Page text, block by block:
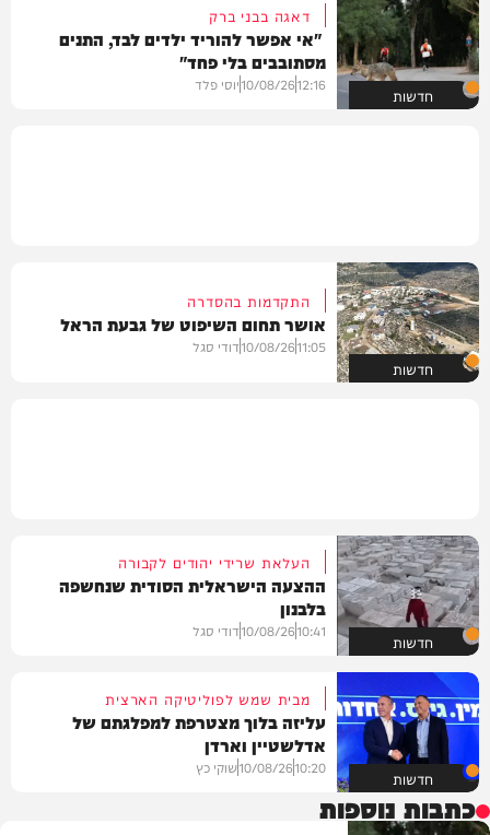
חדשות
דאגה בבני ברק
"אי אפשר להוריד ילדים לבד, התנים
מסתובבים בלי פחד"
12:16
10/08/26יוסי פלד
חדשות
התקדמות בהסדרה
אושר תחום השיפוט של גבעת הראל
11:05
10/08/26דודי סגל
חדשות
העלאת שרידי יהודים לקבורה
ההצעה הישראלית הסודית שנחשפה
בלבנון
10:41
10/08/26דודי סגל
חדשות
מבית שמש לפוליטיקה הארצית
עליזה בלוך מצטרפת למפלגתם של
אדלשטיין וארדן
10:20
10/08/26שוקי כץ
כתבות נוספות